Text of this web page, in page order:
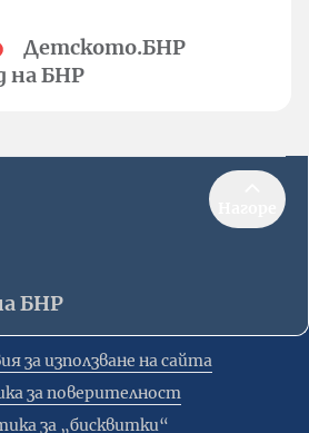
Детското.БНР
на БНР
БНР
за използване на сайта
за поверителност
за „бисквитки“